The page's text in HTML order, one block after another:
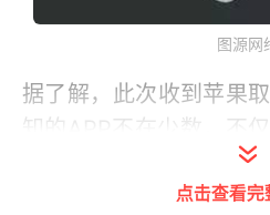
图源网
据了解，此次收到苹果
知的APP不在少数，不
多其他 App也同样收到通
点击查看